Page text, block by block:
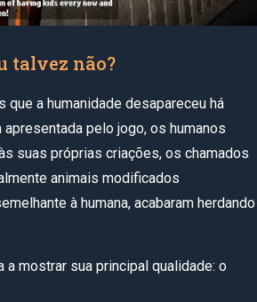
talvez não?
que a humanidade desapareceu há
pelo jogo, os humanos
suas próprias criações, os chamados
animais modificados
à humana, acabaram herdando
a mostrar sua principal qualidade: o